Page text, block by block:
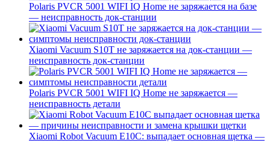
Polaris PVCR 5001 WIFI IQ Home не заряжается на базе
— неисправность док-станции
Xiaomi Vacuum S10T не заряжается на док-станции —
неисправность док-станции
Polaris PVCR 5001 WIFI IQ Home не заряжается —
неисправность детали
Xiaomi Robot Vacuum E10C: выпадает основная щетка —